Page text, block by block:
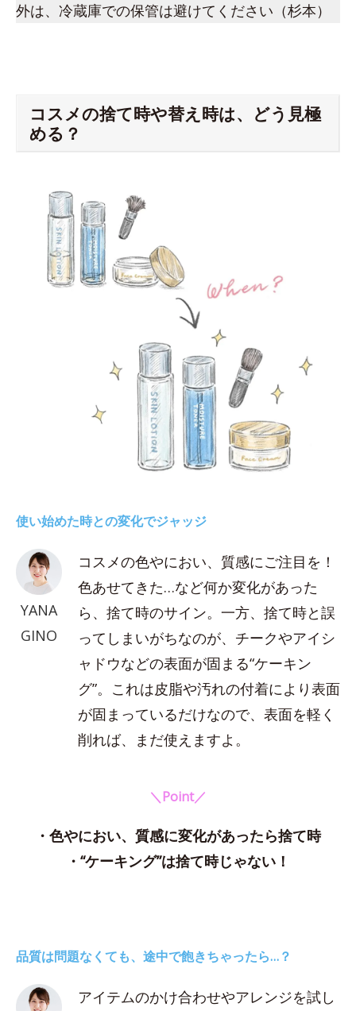
外は、冷蔵庫での保管は避けてください（杉本）
コスメの捨て時や替え時は、どう見極
める？
使い始めた時との変化でジャッジ
YANA
GINO
コスメの色やにおい、質感にご注目を！
色あせてきた…など何か変化があった
ら、捨て時のサイン。一方、捨て時と誤
ってしまいがちなのが、チークやアイシ
ャドウなどの表面が固まる“ケーキン
グ”。これは皮脂や汚れの付着により表面
が固まっているだけなので、表面を軽く
削れば、まだ使えますよ。
＼Point／
・色やにおい、質感に変化があったら捨て時
・“ケーキング”は捨て時じゃない！
品質は問題なくても、途中で飽きちゃったら…？
アイテムのかけ合わせやアレンジを試し